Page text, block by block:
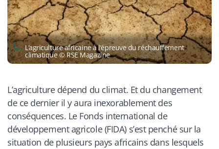
L’agriculture africaine à l’épreuve du réchauffement
climatique © RSE Magazine
L’agriculture dépend du climat. Et du changement
de ce dernier il y aura inexorablement des
conséquences. Le Fonds international de
développement agricole (FIDA) s’est penché sur la
situation de plusieurs pays africains dans lesquels